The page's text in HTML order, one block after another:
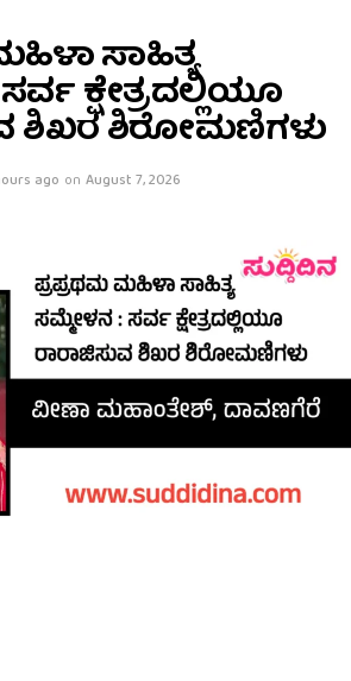
ಸಾಹಿತ್ಯ
ಕ್ಷೇತ್ರದಲ್ಲಿಯೂ
ಶಿಖರ ಶಿರೋಮಣಿಗಳು
ago on August 7, 2026